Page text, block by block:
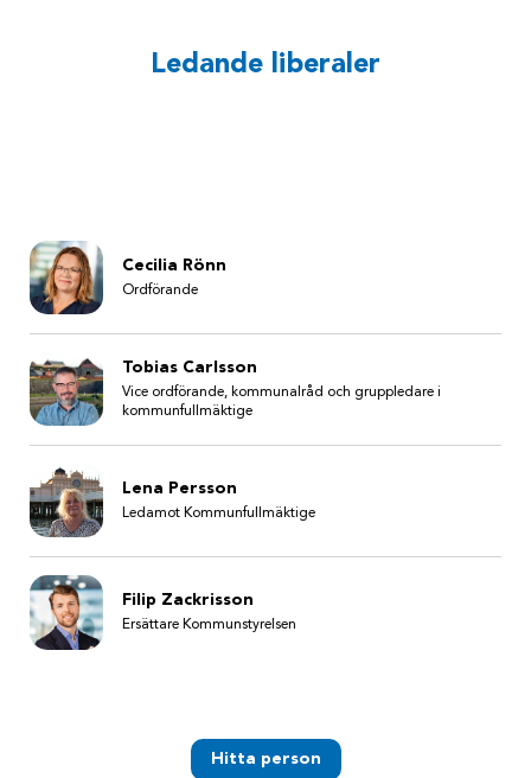
Ledande liberaler
Cecilia Rönn
Ordförande
Tobias Carlsson
Vice ordförande, kommunalråd och gruppledare i
kommunfullmäktige
Lena Persson
Ledamot Kommunfullmäktige
Filip Zackrisson
Ersättare Kommunstyrelsen
Hitta person